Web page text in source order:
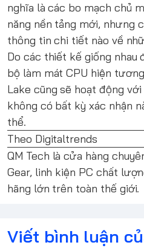
nghĩa là các bo mạch chủ
năng nền tảng mới, nhưng
thông tin chi tiết nào về
Do các thiết kế giống nhau
bộ làm mát CPU hiện
Lake cũng sẽ hoạt động
không có bất kỳ xác nhận
thể.
Theo Digitaltrends
QM Tech là cửa hàng
Gear, linh kiện PC chất
hãng lớn trên toàn thế giới.
Viết bình luận